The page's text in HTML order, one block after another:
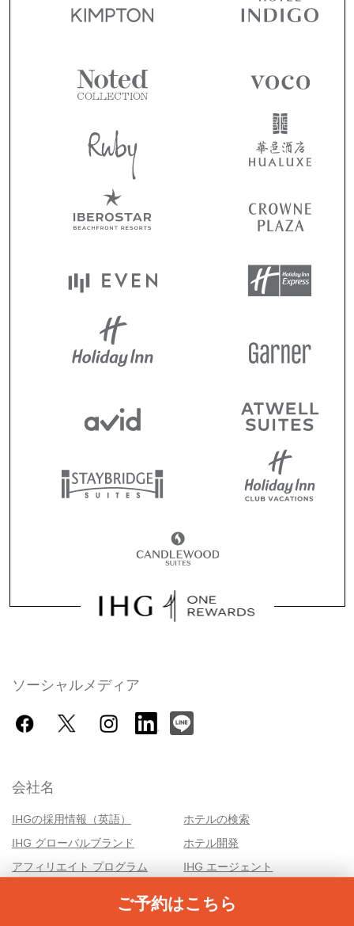
ご予約はこちら
ソーシャルメディア
会社名
IHGの採用情報（英語）
ホテルの検索
IHG グローバルブランド
ホテル開発
アフィリエイト プログラム
IHG エージェント
IHG軍用ホテル（英語）